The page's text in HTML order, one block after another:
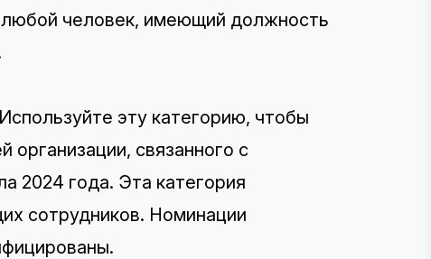
человек, имеющий должность
эту категорию, чтобы
организации, связанного с
2024 года. Эта категория
сотрудников. Номинации